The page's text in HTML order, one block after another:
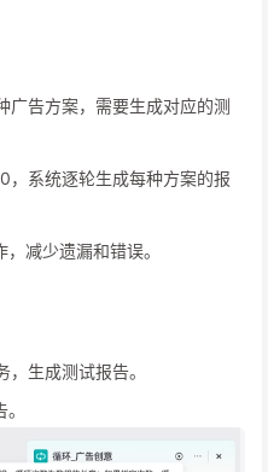
广告方案，需要生成对应的测
，系统逐轮生成每种方案的报
减少遗漏和错误。
，生成测试报告。